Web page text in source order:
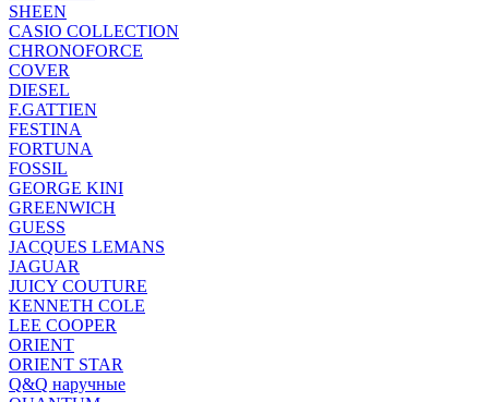
SHEEN
CASIO COLLECTION
CHRONOFORCE
COVER
DIESEL
F.GATTIEN
FESTINA
FORTUNA
FOSSIL
GEORGE KINI
GREENWICH
GUESS
JACQUES LEMANS
JAGUAR
JUICY COUTURE
KENNETH COLE
LEE COOPER
ORIENT
ORIENT STAR
Q&Q наручные